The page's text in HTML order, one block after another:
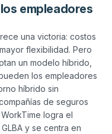
empleadores
una victoria: costos
flexibilidad. Pero
un modelo híbrido,
los empleadores
híbrido sin
de seguros
logra el
y se centra en